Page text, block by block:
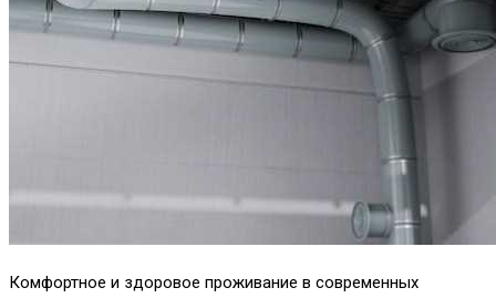
Комфортное и здоровое проживание в современных